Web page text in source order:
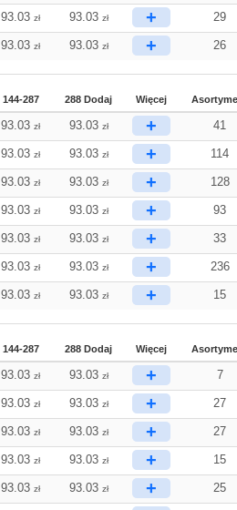
93.03zł 93.03 zł + 29
93.03zł 93.03 zł + 26
144-287 288 Dodaj Więcej
93.03zł 93.03 zł + 41
93.03zł 93.03 zł + 114
93.03zł 93.03 zł + 128
93.03zł 93.03 zł + 93
93.03zł 93.03 zł + 33
93.03zł 93.03 zł + 236
93.03zł 93.03 zł + 15
144-287 288 Dodaj Więcej
93.03zł 93.03 zł + 7
93.03zł 93.03 zł + 27
93.03zł 93.03 zł + 27
93.03zł 93.03 zł + 15
93.03zł 93.03 zł + 25